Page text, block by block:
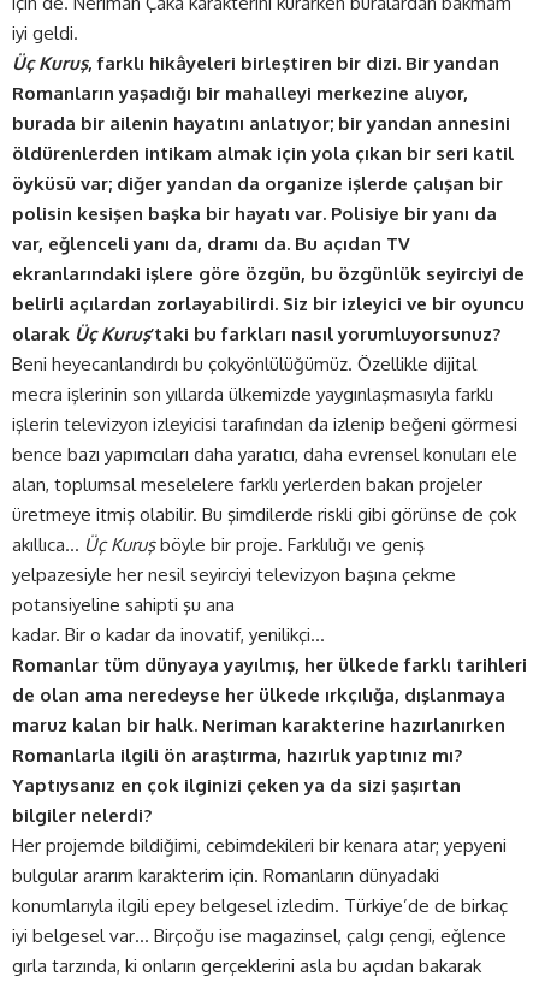
iyi geldi.
Üç Kuruş, farklı hikâyeleri birleştiren bir dizi. Bir yandan
Romanların yaşadığı bir mahalleyi merkezine alıyor,
burada bir ailenin hayatını anlatıyor; bir yandan annesini
öldürenlerden intikam almak için yola çıkan bir seri katil
öyküsü var; diğer yandan da organize işlerde çalışan bir
polisin kesişen başka bir hayatı var. Polisiye bir yanı da
var, eğlenceli yanı da, dramı da. Bu açıdan TV
ekranlarındaki işlere göre özgün, bu özgünlük seyirciyi de
belirli açılardan zorlayabilirdi. Siz bir izleyici ve bir oyuncu
olarak Üç Kuruş’taki bu farkları nasıl yorumluyorsunuz?
Beni heyecanlandırdı bu çokyönlülüğümüz. Özellikle dijital
mecra işlerinin son yıllarda ülkemizde yaygınlaşmasıyla farklı
işlerin televizyon izleyicisi tarafından da izlenip beğeni görmesi
bence bazı yapımcıları daha yaratıcı, daha evrensel konuları ele
alan, toplumsal meselelere farklı yerlerden bakan projeler
üretmeye itmiş olabilir. Bu şimdilerde riskli gibi görünse de çok
akıllıca… Üç Kuruşböyle bir proje. Farklılığı ve geniş
yelpazesiyle her nesil seyirciyi televizyon başına çekme
potansiyeline sahipti şu ana
kadar. Bir o kadar da inovatif, yenilikçi…
Romanlar tüm dünyaya yayılmış, her ülkede farklı tarihleri
de olan ama neredeyse her ülkede ırkçılığa, dışlanmaya
maruz kalan bir halk. Neriman karakterine hazırlanırken
Romanlarla ilgili ön araştırma, hazırlık yaptınız mı?
Yaptıysanız en çok ilginizi çeken ya da sizi şaşırtan
bilgiler nelerdi?
Her projemde bildiğimi, cebimdekileri bir kenara atar; yepyeni
bulgular ararım karakterim için. Romanların dünyadaki
konumlarıyla ilgili epey belgesel izledim. Türkiye’de de birkaç
iyi belgesel var… Birçoğu ise magazinsel, çalgı çengi, eğlence
gırla tarzında, ki onların gerçeklerini asla bu açıdan bakarak